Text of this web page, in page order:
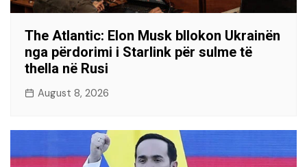
The Atlantic: Elon Musk bllokon Ukrainën
nga përdorimi i Starlink për sulme të
thella në Rusi
August 8, 2026